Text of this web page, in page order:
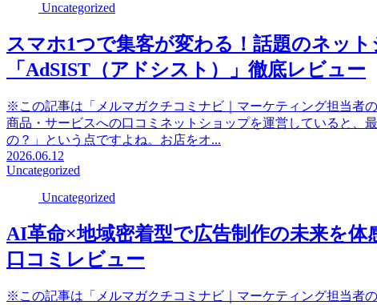
Uncategorized
スマホ1つで集客が変わる！話題のネッ
「AdSIST（アドシスト）」徹底レビュー
※この記事は「メルマガクチコミナビ｜マーケティング担当者
商品・サービスへの口コミネットショップを運営していると、
の？」という点ですよね。お店をオ...
2026.06.12
Uncategorized
Uncategorized
AI革命×地域密着型で広告制作の未来を
口コミレビュー
※この記事は「メルマガクチコミナビ｜マーケティング担当者